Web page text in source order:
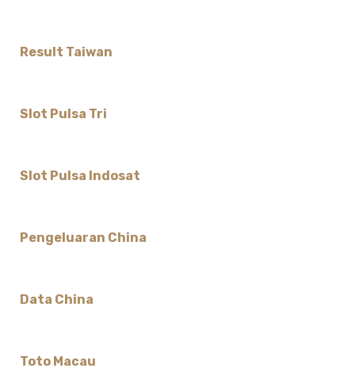
Result Taiwan
Slot Pulsa Tri
Slot Pulsa Indosat
Pengeluaran China
Data China
Toto Macau